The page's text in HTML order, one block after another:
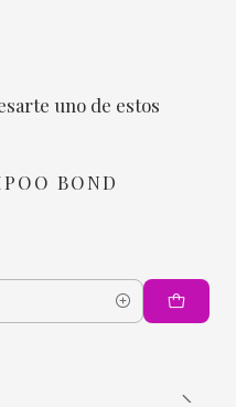
uno de estos
BOND